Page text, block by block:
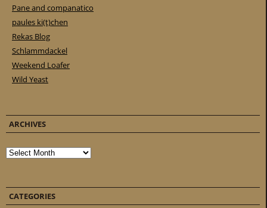
Pane and companatico
paules ki(t)chen
Rekas Blog
Schlammdackel
Weekend Loafer
Wild Yeast
ARCHIVES
Archives
CATEGORIES